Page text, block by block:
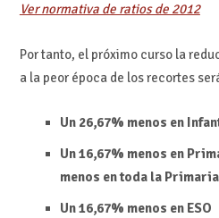
Ver normativa de ratios de 2012
Por tanto, el próximo curso la
a la peor época de los recortes
Un 26,67% menos en
Un 16,67% menos en
menos en toda la
Un 16,67% menos en ESO